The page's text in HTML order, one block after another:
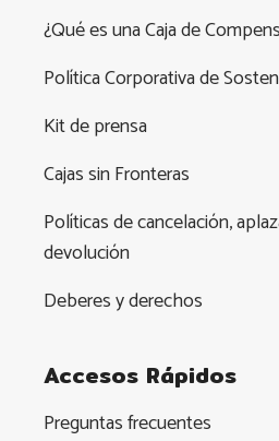
¿Qué es una Caja de
Política Corporativa de
Kit de prensa
Cajas sin Fronteras
Políticas de cancelación,
devolución
Deberes y derechos
Accesos Rápidos
Preguntas frecuentes